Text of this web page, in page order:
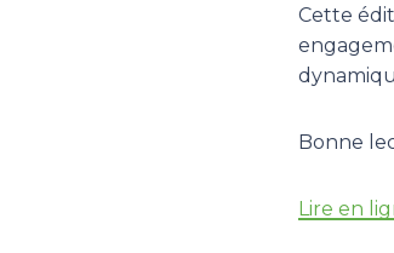
Cette
Bonne
Lire en